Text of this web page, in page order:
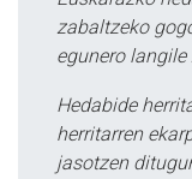
zabaltzeko
egunero
Hedabide
herritarren
jasotzen